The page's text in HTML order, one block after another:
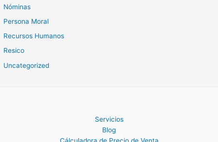
Nóminas
Persona Moral
Recursos Humanos
Resico
Uncategorized
Servicios
Blog